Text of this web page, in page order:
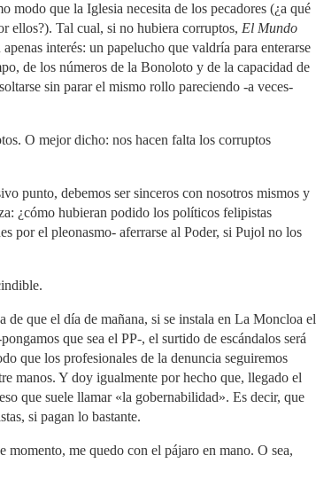
modo que la Iglesia necesita de los pecadores (¿a qué
ellos?). Tal cual, si no hubiera corruptos, El Mundo
interés: un papelucho que valdría para enterarse
de los números de la Bonoloto y de la capacidad de
sin parar el mismo rollo pareciendo -a veces-
O mejor dicho: nos hacen falta los corruptos
punto, debemos ser sinceros con nosotros mismos y
¿cómo hubieran podido los políticos felipistas
por el pleonasmo- aferrarse al Poder, si Pujol no los
de que el día de mañana, si se instala en La Moncloa el
que sea el PP-, el surtido de escándalos será
que los profesionales de la denuncia seguiremos
manos. Y doy igualmente por hecho que, llegado el
que suele llamar «la gobernabilidad». Es decir, que
si pagan lo bastante.
momento, me quedo con el pájaro en mano. O sea,